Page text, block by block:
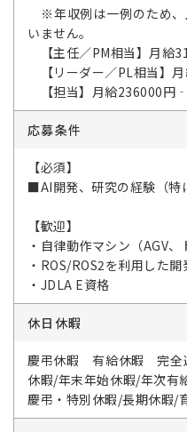
※年収例は一例のため、
いません。
【主任／PM相当】月給
【リーダー／PL相当】
【担当】月給236000円
応募条件
【必須】
■AI開発、研究の経験（特
【歓迎】
・自律動作マシン（AGV
・ROS/ROS2を利用した開
・JDLA E資格
休日休暇
慶弔休暇 有給休暇 完全
休暇/年末年始休暇/年次有
慶弔・特別休暇/長期休暇/